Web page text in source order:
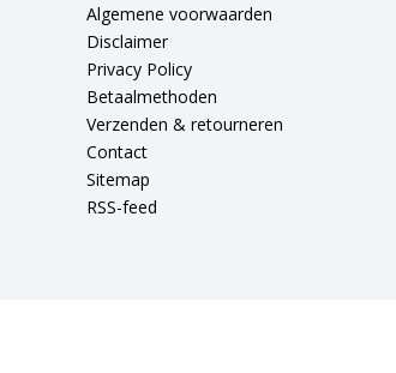
Algemene voorwaarden
Disclaimer
Privacy Policy
Betaalmethoden
Verzenden & retourneren
Contact
Sitemap
RSS-feed